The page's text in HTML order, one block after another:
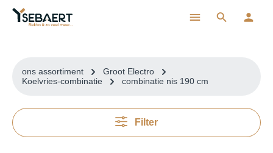
ons assortiment
Groot Electro
Koelvries-combinatie
combinatie nis 190 cm
Filter